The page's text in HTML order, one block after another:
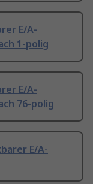
E/A-
1-polig
E/A-
76-polig
E/A-